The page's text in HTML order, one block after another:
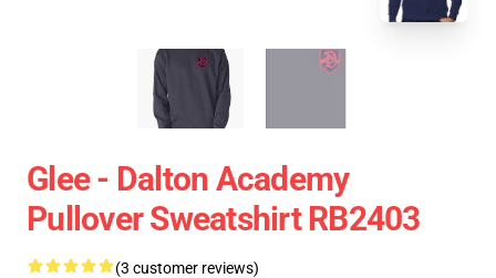
Glee - Dalton Academy
Pullover Sweatshirt RB2403
(3 customer reviews)